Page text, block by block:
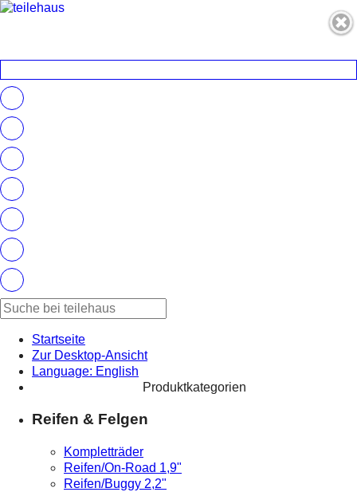
Startseite
Zur Desktop-Ansicht
Language: English
Produktkategorien
Reifen & Felgen
Kompletträder
Reifen/On-Road 1,9"
Reifen/Buggy 2,2"